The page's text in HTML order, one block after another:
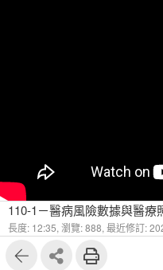
長度: 12:35, 瀏覽: 888, 最近修訂: